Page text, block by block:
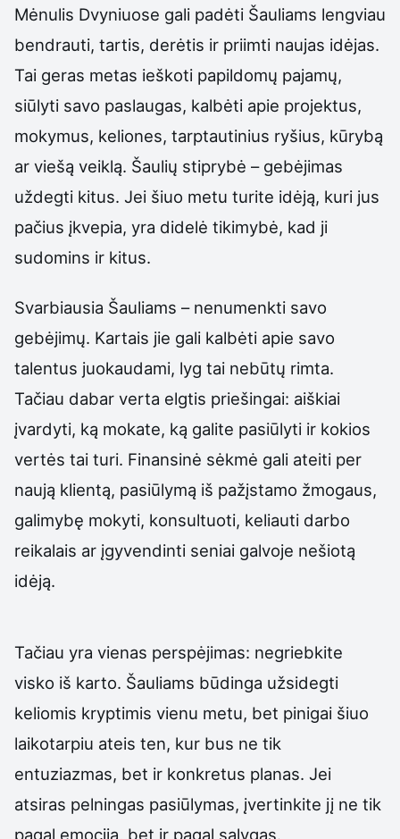
Mėnulis Dvyniuose gali padėti Šauliams lengviau
bendrauti, tartis, derėtis ir priimti naujas idėjas.
Tai geras metas ieškoti papildomų pajamų,
siūlyti savo paslaugas, kalbėti apie projektus,
mokymus, keliones, tarptautinius ryšius, kūrybą
ar viešą veiklą. Šaulių stiprybė – gebėjimas
uždegti kitus. Jei šiuo metu turite idėją, kuri jus
pačius įkvepia, yra didelė tikimybė, kad ji
sudomins ir kitus.
Svarbiausia Šauliams – nenumenkti savo
gebėjimų. Kartais jie gali kalbėti apie savo
talentus juokaudami, lyg tai nebūtų rimta.
Tačiau dabar verta elgtis priešingai: aiškiai
įvardyti, ką mokate, ką galite pasiūlyti ir kokios
vertės tai turi. Finansinė sėkmė gali ateiti per
naują klientą, pasiūlymą iš pažįstamo žmogaus,
galimybę mokyti, konsultuoti, keliauti darbo
reikalais ar įgyvendinti seniai galvoje nešiotą
idėją.
Tačiau yra vienas perspėjimas: negriebkite
visko iš karto. Šauliams būdinga užsidegti
keliomis kryptimis vienu metu, bet pinigai šiuo
laikotarpiu ateis ten, kur bus ne tik
entuziazmas, bet ir konkretus planas. Jei
atsiras pelningas pasiūlymas, įvertinkite jį ne tik
pagal emociją, bet ir pagal sąlygas.